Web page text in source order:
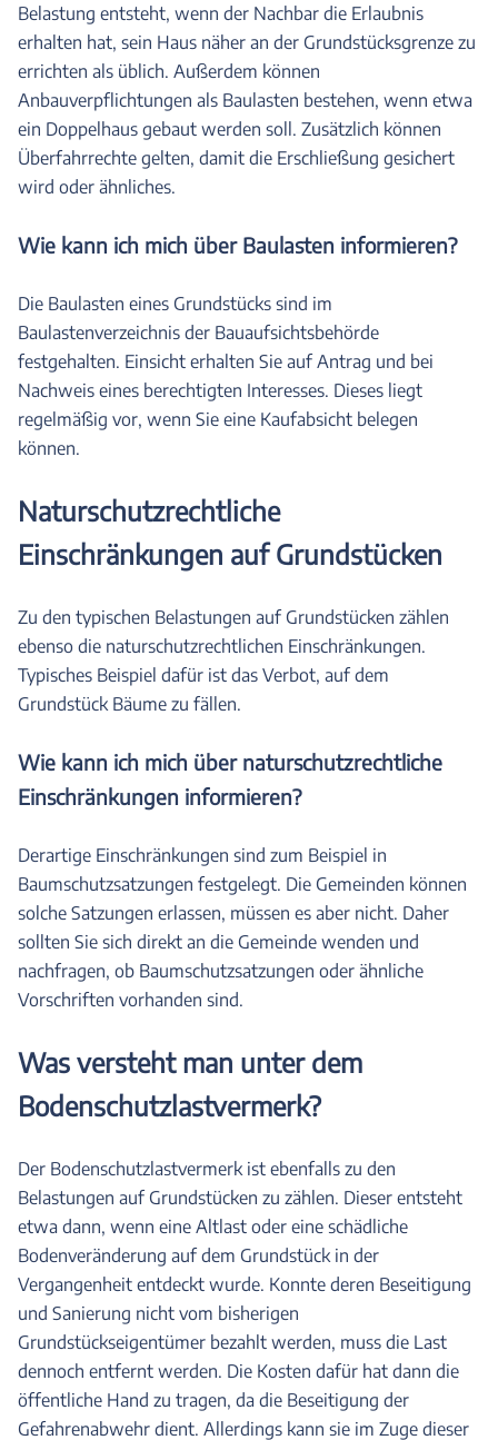
Belastung entsteht, wenn der Nachbar die Erlaubnis
erhalten hat, sein Haus näher an der Grundstücksgrenze zu
errichten als üblich. Außerdem können
Anbauverpflichtungen als Baulasten bestehen, wenn etwa
ein Doppelhaus gebaut werden soll. Zusätzlich können
Überfahrrechte gelten, damit die Erschließung gesichert
wird oder ähnliches.
Wie kann ich mich über Baulasten informieren?
Die Baulasten eines Grundstücks sind im
Baulastenverzeichnis der Bauaufsichtsbehörde
festgehalten. Einsicht erhalten Sie auf Antrag und bei
Nachweis eines berechtigten Interesses. Dieses liegt
regelmäßig vor, wenn Sie eine Kaufabsicht belegen
können.
Naturschutzrechtliche
Einschränkungen auf Grundstücken
Zu den typischen Belastungen auf Grundstücken zählen
ebenso die naturschutzrechtlichen Einschränkungen.
Typisches Beispiel dafür ist das Verbot, auf dem
Grundstück Bäume zu fällen.
Wie kann ich mich über naturschutzrechtliche
Einschränkungen informieren?
Derartige Einschränkungen sind zum Beispiel in
Baumschutzsatzungen festgelegt. Die Gemeinden können
solche Satzungen erlassen, müssen es aber nicht. Daher
sollten Sie sich direkt an die Gemeinde wenden und
nachfragen, ob Baumschutzsatzungen oder ähnliche
Vorschriften vorhanden sind.
Was versteht man unter dem
Bodenschutzlastvermerk?
Der Bodenschutzlastvermerk ist ebenfalls zu den
Belastungen auf Grundstücken zu zählen. Dieser entsteht
etwa dann, wenn eine Altlast oder eine schädliche
Bodenveränderung auf dem Grundstück in der
Vergangenheit entdeckt wurde. Konnte deren Beseitigung
und Sanierung nicht vom bisherigen
Grundstückseigentümer bezahlt werden, muss die Last
dennoch entfernt werden. Die Kosten dafür hat dann die
öffentliche Hand zu tragen, da die Beseitigung der
Gefahrenabwehr dient. Allerdings kann sie im Zuge dieser